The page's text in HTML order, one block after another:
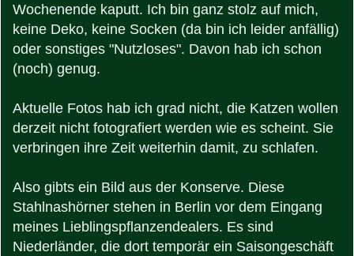
Wochenende kaputt. Ich bin ganz stolz auf mich,
keine Deko, keine Socken (da bin ich leider anfällig)
oder sonstiges "Nutzloses". Davon hab ich schon
(noch) genug.
Aktuelle Fotos hab ich grad nicht, die Katzen wollen
derzeit nicht fotografiert werden wie es scheint. Sie
verbringen ihre Zeit weiterhin damit, zu schlafen.
Also gibts ein Bild aus der Konserve. Diese
Stahlnashörner stehen in Berlin vor dem Eingang
meines Lieblingspflanzendealers. Es sind
Niederländer, die dort temporär ein Saisongeschäft